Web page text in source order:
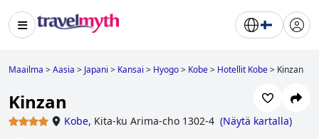
Maailma >Aasia > Japani > Kansai > Hyogo> Kobe> Hotellit Kobe> Kinzan
Kinzan
Kobe, Kita-ku Arima-cho 1302-4 (Näytä kartalla)